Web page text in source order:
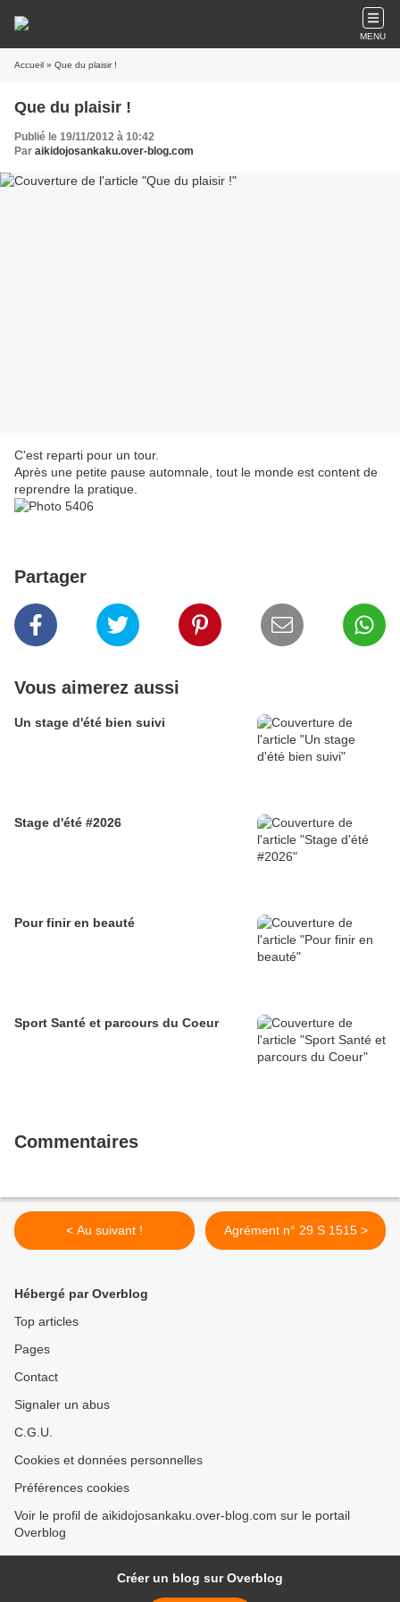
MENU
Accueil » Que du plaisir !
Que du plaisir !
Publié le 19/11/2012 à 10:42
Par aikidojosankaku.over-blog.com
C'est reparti pour un tour.
Après une petite pause automnale, tout le monde est content de
reprendre la pratique.
Partager
Vous aimerez aussi
Un stage d'été bien suivi
Stage d'été #2026
Pour finir en beauté
Sport Santé et parcours du Coeur
Commentaires
< Au suivant ! Agrément n° 29 S 1515 >
Hébergé par Overblog
Top articles
Pages
Contact
Signaler un abus
C.G.U.
Cookies et données personnelles
Préférences cookies
Voir le profil de aikidojosankaku.over-blog.com sur le portail
Overblog
Créer un blog sur Overblog